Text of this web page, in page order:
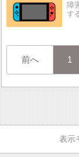
障
す
前へ 1